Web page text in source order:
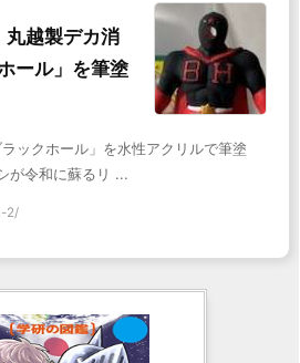
丸越製デカ消
ール」を筆塗
ックホール」を水性アクリルで筆塗
が令和に蘇るリ ...
2/